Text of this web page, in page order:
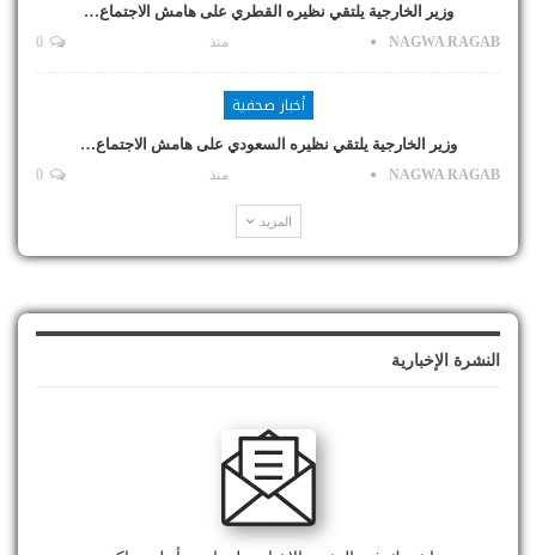
وزير الخارجية يلتقي نظيره القطري على هامش الاجتماع…
NAGWA RAGAB منذ
أخبار صحفية
وزير الخارجية يلتقي نظيره السعودي على هامش الاجتماع…
NAGWA RAGAB منذ
المزيد
النشرة الإخبارية